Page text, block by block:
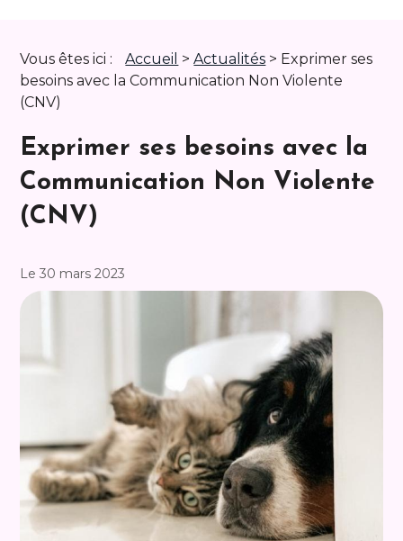
Vous êtes ici : Accueil >Actualités > Exprimer ses
besoins avec la Communication Non Violente
(CNV)
Exprimer ses besoins avec la
Communication Non Violente
(CNV)
Le 30 mars 2023